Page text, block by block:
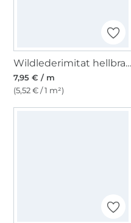
Wildlederimitat hellbraun
7,95 € / m
(5,52 € / 1 m²)